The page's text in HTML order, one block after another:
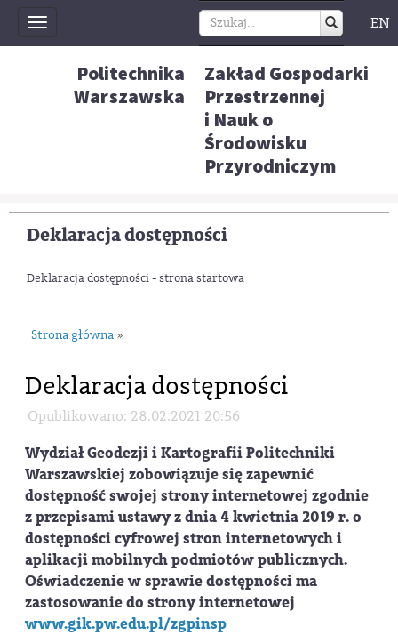
Toggle
navigation
EN
Politechnika
Warszawska
Zakład Gospodarki
Przestrzennej
i Nauk o
Środowisku
Przyrodniczym
Deklaracja dostępności
Deklaracja dostępności - strona startowa
Strona główna »
Deklaracja dostępności
Opublikowano: 28.02.2021 20:56
Wydział Geodezji i Kartografii Politechniki
Warszawskiej zobowiązuje się zapewnić
dostępność swojej strony internetowej zgodnie
z przepisami ustawy z dnia 4 kwietnia 2019 r. o
dostępności cyfrowej stron internetowych i
aplikacji mobilnych podmiotów publicznych.
Oświadczenie w sprawie dostępności ma
zastosowanie do strony internetowej
www.gik.pw.edu.pl/zgpinsp